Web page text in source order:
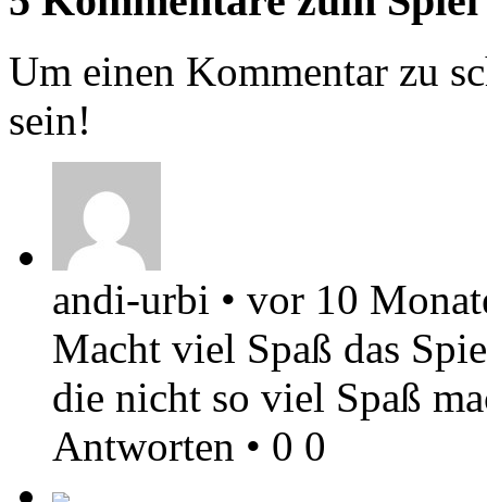
Um einen Kommentar zu
sein!
andi-urbi • vor 10
Macht viel Spaß das
die nicht so viel Spaß
Antworten • 0 0